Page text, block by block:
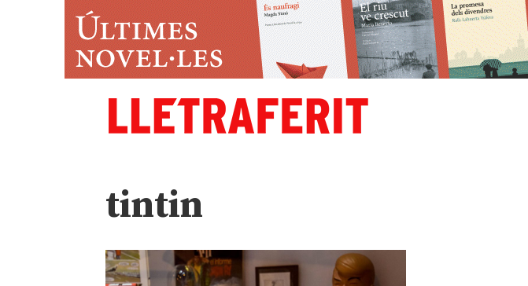
tintin